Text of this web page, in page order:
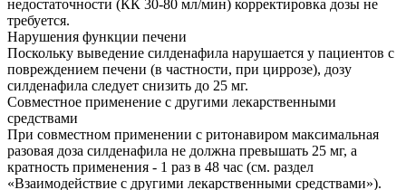
недостаточности (КК 30-80 мл/мин) корректировка дозы не
требуется.
Нарушения функции печени
Поскольку выведение силденафила нарушается у пациентов с
повреждением печени (в частности, при циррозе), дозу
силденафила следует снизить до 25 мг.
Совместное применение с другими лекарственными
средствами
При совместном применении с ритонавиром максимальная
разовая доза силденафила не должна превышать 25 мг, а
кратность применения - 1 раз в 48 час (см. раздел
«Взаимодействие с другими лекарственными средствами»).